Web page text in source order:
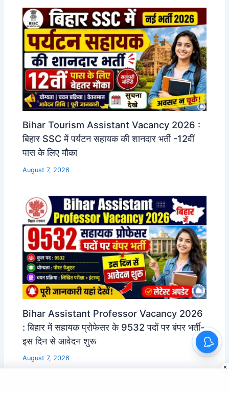
Bihar Tourism Assistant Vacancy 2026 :
बिहार SSC में पर्यटन सहायक की शानदार भर्ती -12वीं
पास के लिए मौका
August 7, 2026
Bihar Assistant Professor Vacancy 2026
: बिहार में सहायक प्रोफेसर के 9532 पदों पर बंपर भर्ती-
इस दिन से आवेदन शुरू
August 7, 2026